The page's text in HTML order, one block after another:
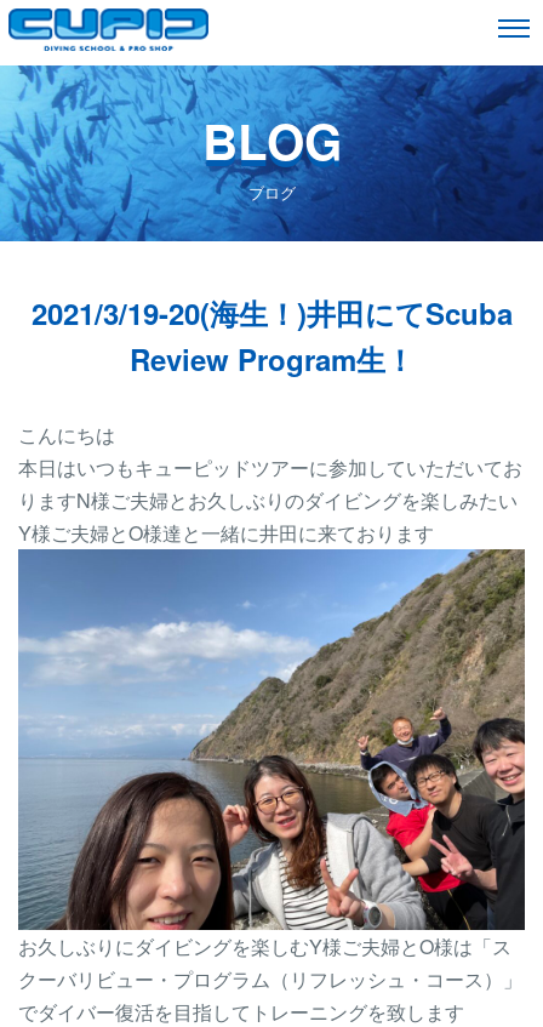
BLOG
ブログ
2021/3/19-20(海生！)井田にてScuba
Review Program生！
こんにちは
本日はいつもキューピッドツアーに参加していただいてお
りますN様ご夫婦とお久しぶりのダイビングを楽しみたい
Y様ご夫婦とO様達と一緒に井田に来ております
お久しぶりにダイビングを楽しむY様ご夫婦とO様は「ス
クーバリビュー・プログラム（リフレッシュ・コース）」
でダイバー復活を目指してトレーニングを致します